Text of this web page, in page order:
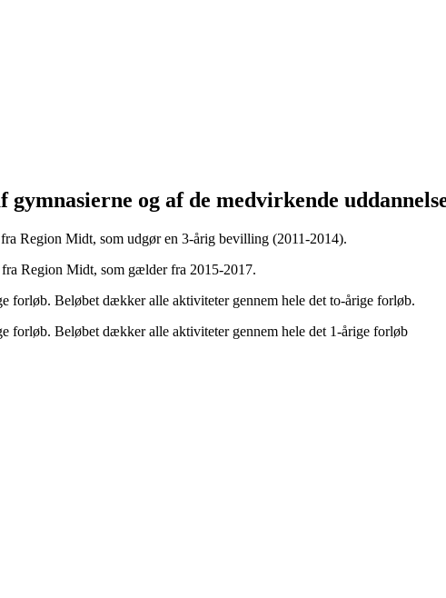
og af de medvirkende
Region Midt, som udgør en 3-årig bevilling (2011-2014).
Region Midt, som gælder fra 2015-2017.
forløb. Beløbet dækker alle aktiviteter gennem hele det to-årige forløb.
forløb. Beløbet dækker alle aktiviteter gennem hele det 1-årige forløb